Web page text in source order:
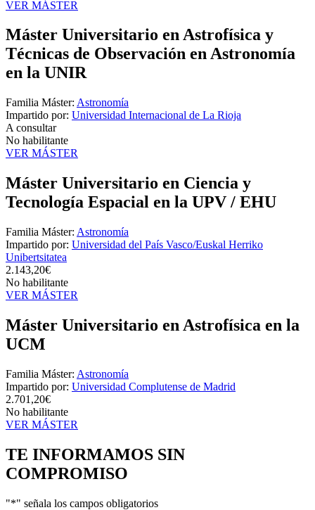
VER MÁSTER
Máster Universitario en Astrofísica y
Técnicas de Observación en Astronomía
en la UNIR
Familia Máster: Astronomía
Impartido por: Universidad Internacional de La Rioja
A consultar
No habilitante
VER MÁSTER
Máster Universitario en Ciencia y
Tecnología Espacial en la UPV / EHU
Familia Máster: Astronomía
Impartido por: Universidad del País Vasco/Euskal Herriko
Unibertsitatea
2.143,20€
No habilitante
VER MÁSTER
Máster Universitario en Astrofísica en la
UCM
Familia Máster: Astronomía
Impartido por: Universidad Complutense de Madrid
2.701,20€
No habilitante
VER MÁSTER
TE INFORMAMOS SIN
COMPROMISO
"*" señala los campos obligatorios